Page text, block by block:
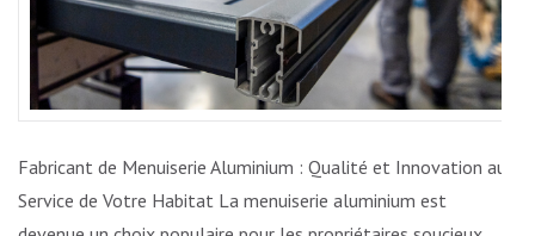
ET
INNOVATION
AU
SERVICE
VOTRE
HABITAT
Fabricant de Menuiserie Aluminium : Qualité et Innovation au
Service de Votre Habitat La menuiserie aluminium est